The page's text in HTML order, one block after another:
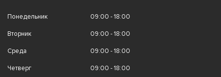
Понедельник 09:00 - 18:00
Вторник 09:00 - 18:00
Среда 09:00 - 18:00
Четверг 09:00 - 18:00